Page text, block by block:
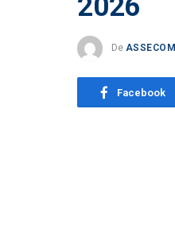
2026
De ASSECOM
Facebook